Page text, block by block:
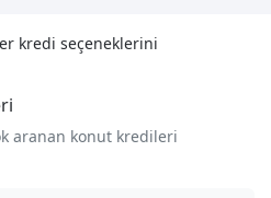
kredi seçeneklerini
aranan konut kredileri